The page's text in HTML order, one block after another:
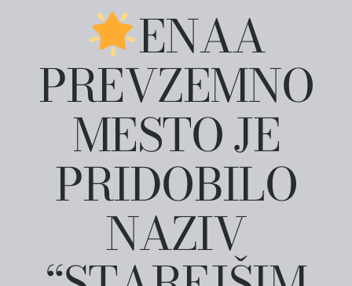
ENAA
PREVZEMNO
MESTO JE
PRIDOBILO
NAZIV